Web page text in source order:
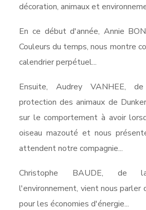
décoration, animaux et
En ce début d'année, Annie
Couleurs du temps, nous montre
calendrier perpétuel...
Ensuite, Audrey VANHEE,
protection des animaux de
sur le comportement à avoir
oiseau mazouté et nous
attendent notre compagnie...
Christophe BAUDE, de
l'environnement, vient nous parler
pour les économies d'énergie...